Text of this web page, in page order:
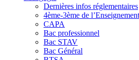
Dernières infos réglementaires
4ème-3ème de
CAPA
Bac professionnel
Bac STAV
Bac Général